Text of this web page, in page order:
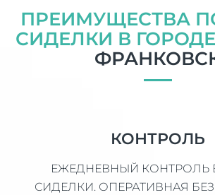
ПРЕИМУЩЕСТВА
СИДЕЛКИ В ГОРОДЕ
КОНТРОЛЬ
ЕЖЕДНЕВНЫЙ КОНТРОЛЬ
СИДЕЛКИ. ОПЕРАТИВНАЯ